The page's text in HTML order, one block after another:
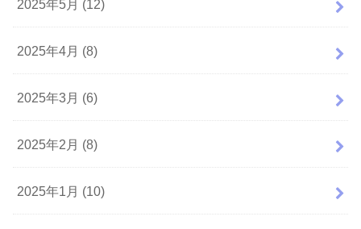
2025年5月 (12)
2025年4月 (8)
2025年3月 (6)
2025年2月 (8)
2025年1月 (10)